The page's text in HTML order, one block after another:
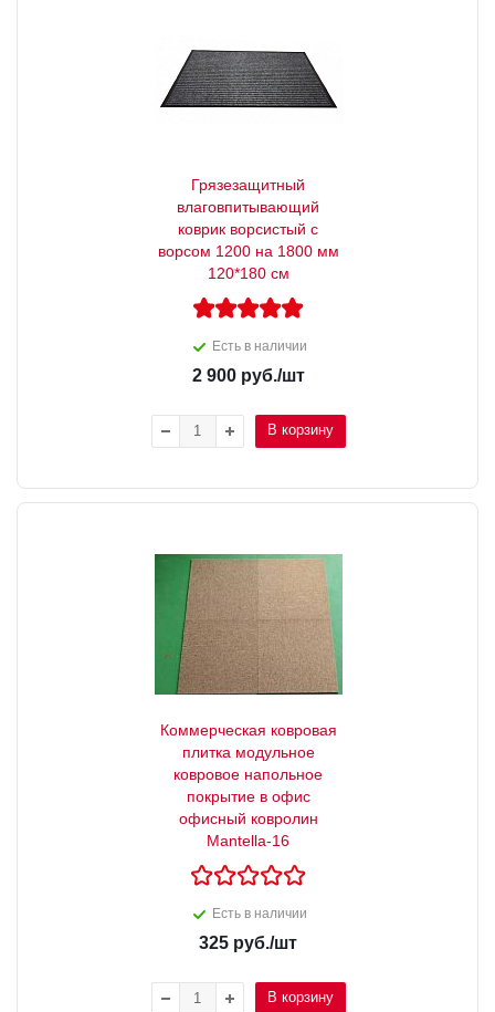
Грязезащитный
влаговпитывающий
коврик ворсистый с
ворсом 1200 на 1800 мм
120*180 см
Есть в наличии
2 900руб./шт
В корзину
Коммерческая ковровая
плитка модульное
ковровое напольное
покрытие в офис
офисный ковролин
Mantella-16
Есть в наличии
325 руб./шт
В корзину